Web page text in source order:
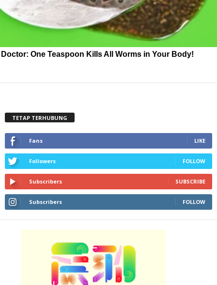
Doctor: One Teaspoon Kills All Worms in Your Body!
TETAP TERHUBUNG
Fans LIKE
Followers FOLLOW
Subscribers SUBSCRIBE
Subscribers FOLLOW